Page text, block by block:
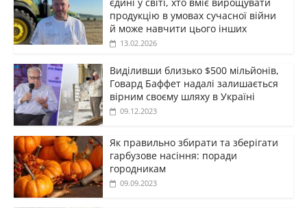
продукцію в умовах сучасної війни
й може навчити цього інших
13.02.2026
Виділивши близько $500 мільйонів,
Говард Баффет надалі залишається
вірним своєму шляху в Україні
09.12.2023
Як правильно збирати та зберігати
гарбузове насіння: поради
городникам
09.09.2023